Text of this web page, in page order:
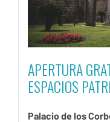
APERTURA
ESPACIOS
Palacio de los